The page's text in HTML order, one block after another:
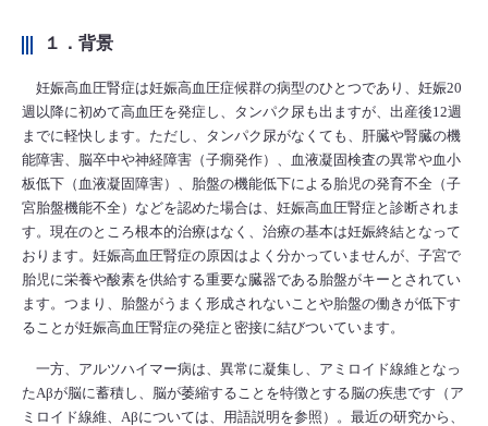
１．背景
妊娠高血圧腎症は妊娠高血圧症候群の病型のひとつであり、妊娠20
週以降に初めて高血圧を発症し、タンパク尿も出ますが、出産後12週
までに軽快します。ただし、タンパク尿がなくても、肝臓や腎臓の機
能障害、脳卒中や神経障害（子癇発作）、血液凝固検査の異常や血小
板低下（血液凝固障害）、胎盤の機能低下による胎児の発育不全（子
宮胎盤機能不全）などを認めた場合は、妊娠高血圧腎症と診断されま
す。現在のところ根本的治療はなく、治療の基本は妊娠終結となって
おります。妊娠高血圧腎症の原因はよく分かっていませんが、子宮で
胎児に栄養や酸素を供給する重要な臓器である胎盤がキーとされてい
ます。つまり、胎盤がうまく形成されないことや胎盤の働きが低下す
ることが妊娠高血圧腎症の発症と密接に結びついています。
一方、アルツハイマー病は、異常に凝集し、アミロイド線維となっ
たAβが脳に蓄積し、脳が萎縮することを特徴とする脳の疾患です（ア
ミロイド線維、Aβについては、用語説明を参照）。最近の研究から、